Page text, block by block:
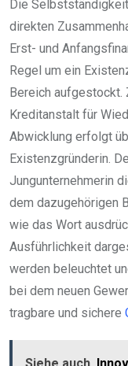
Die
direkten
Erst- und
Regel um ein
Bereich aufgestockt.
Kreditanstalt für
Abwicklung erfolgt
Existenzgründerin.
Jungunternehmerin
dem dazugehörigen
wie das Wort
Ausführlichkeit
werden beleuchtet
bei dem neuen
tragbare und sichere